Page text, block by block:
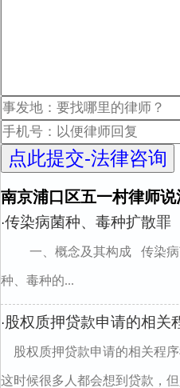
南京浦口区五一村律师说
·传染病菌种、毒种扩散罪
一、概念及其构成 传染病
种、毒种的...
·股权质押贷款申请的相关
股权质押贷款申请的相关程
这时候很多人都会想到贷款，